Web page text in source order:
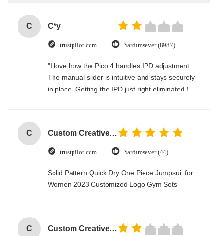
C C*y
trustpilot.com Yardımsever (8987)
"I love how the Pico 4 handles IPD adjustment.
The manual slider is intuitive and stays securely
in place. Getting the IPD just right eliminated！
C Custom Creative Goodie Christmas Kraft Paper Gift Bag with Your Own Logo for Xmas Decorative Party
trustpilot.com Yardımsever (44)
Solid Pattern Quick Dry One Piece Jumpsuit for
Women 2023 Customized Logo Gym Sets
C Custom Creative Goodie Christmas Kraft Paper Gift Bag with Your Own Logo for Xmas Decorative Party